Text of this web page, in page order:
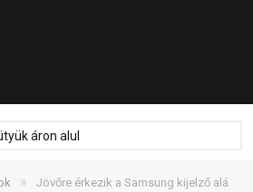
áron alul
»
Jövőre érkezik a Samsung kijelző alá